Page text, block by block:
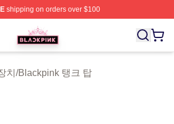
shipping on orders over $100
- Official BLACKPINK Merchandise
치 /Blackpink 탱크 탑